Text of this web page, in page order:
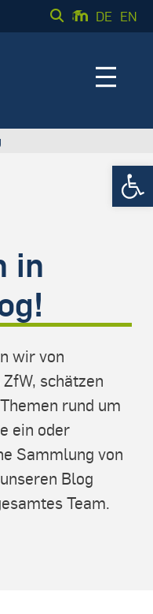
DE EN
in
wir von
schätzen
rund um
ein oder
Sammlung von
Blog
Team.